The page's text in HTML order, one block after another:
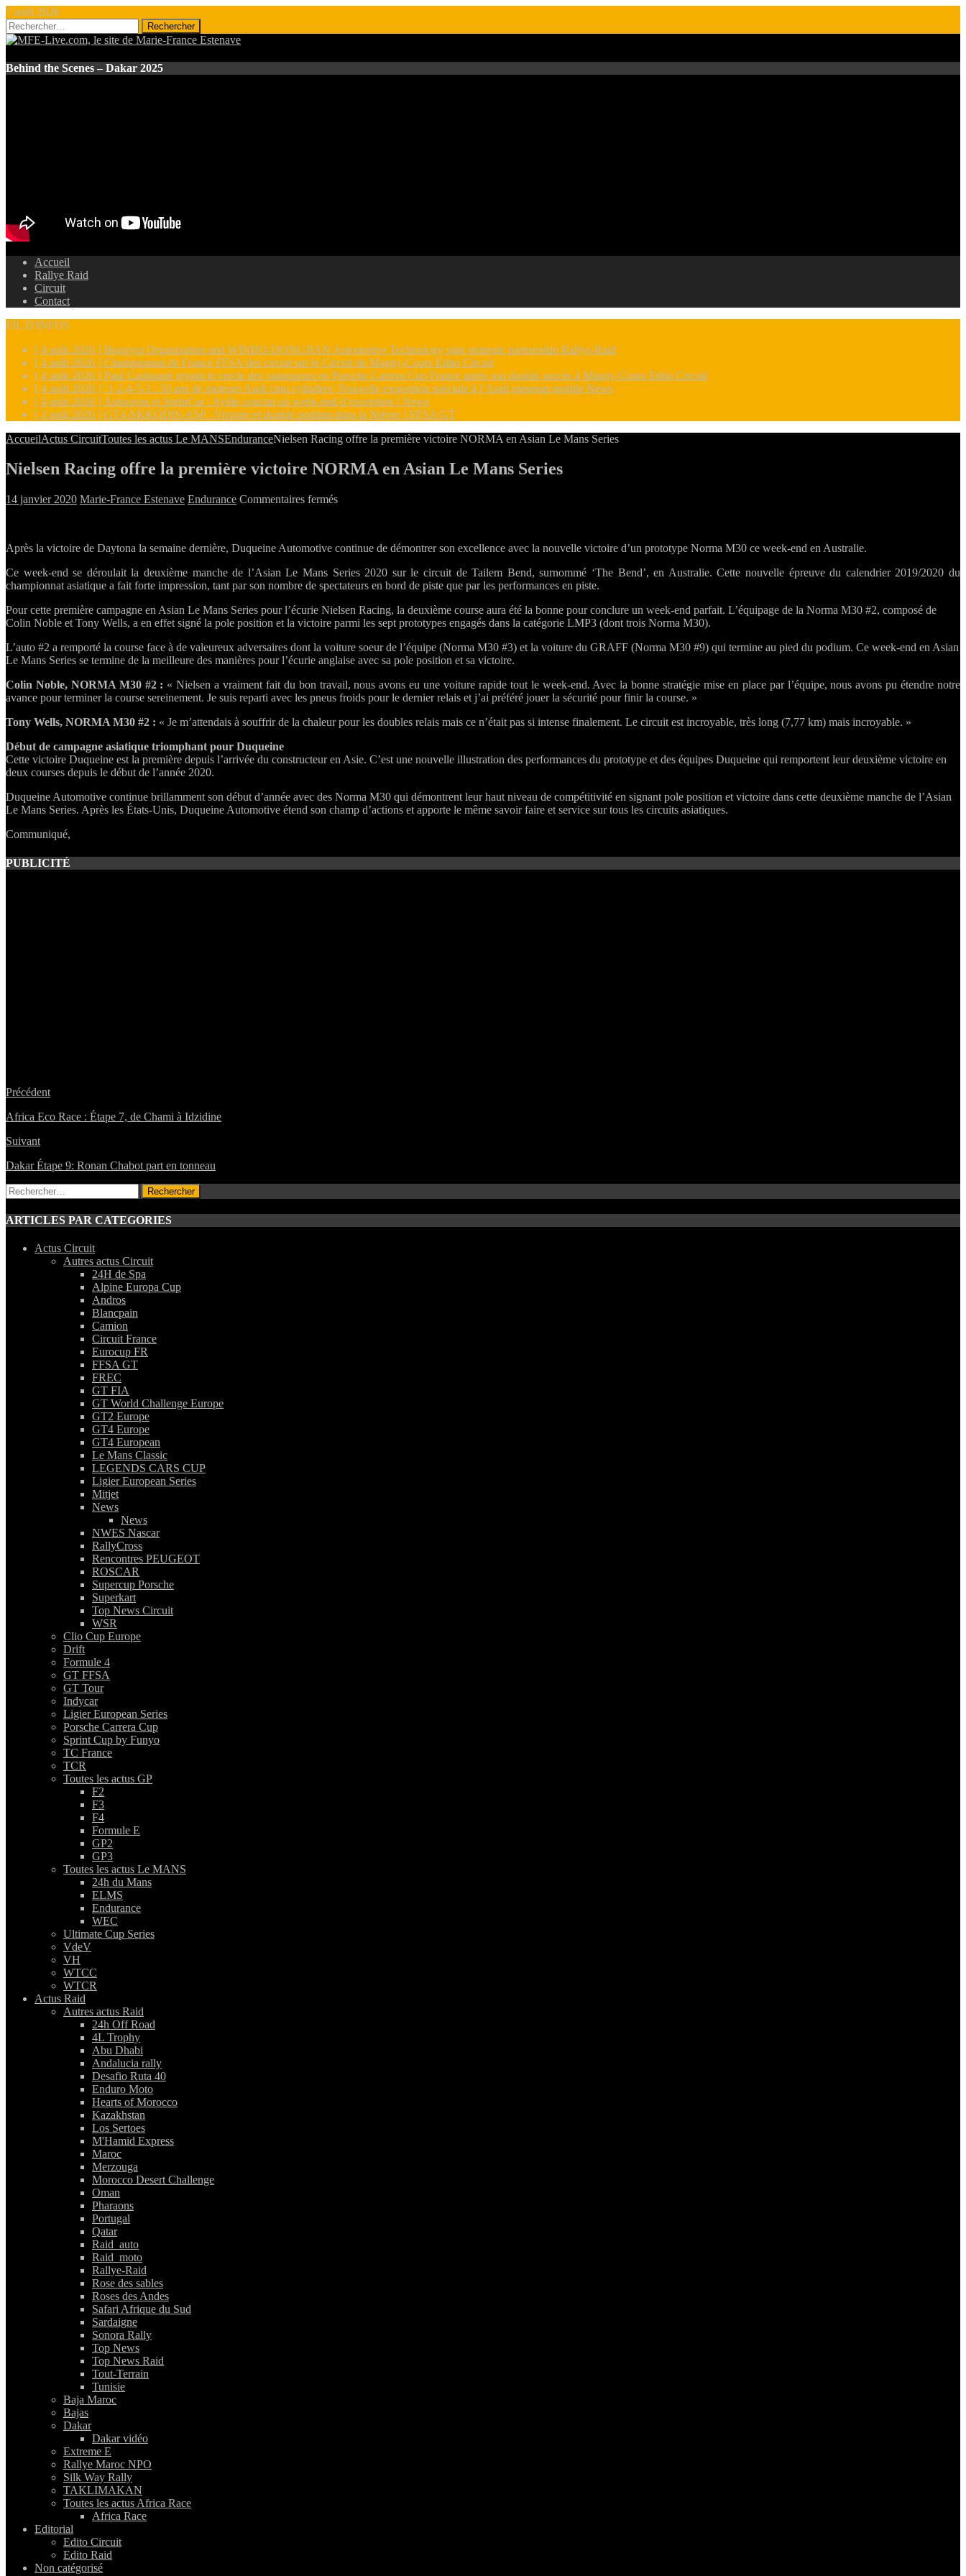
7 août 2026
Rechercher :
Behind the Scenes – Dakar 2025
Accueil
Rallye Raid
Circuit
Contact
FIL D'INFOS
[ 4 août 2026 ] Buggyra Organization and WINBO-DONGJIAN Automotive Technology sign strategic partnership Rallye-Raid
[ 4 août 2026 ] Championnat de France FFSA des circuit sur le Circuit de Magny-Cours Edito Circuit
[ 4 août 2026 ] Paul Cauhaupé rejoint le cercle des vainqueurs en Porsche Carrera Cup France après son double succès à Magny-Cours Edito Circuit
[ 4 août 2026 ] ‘1-2-4-5-3 : 50 ans de moteurs Audi cinq cylindres’ Nouvelle exposition spéciale à l’Audi museum mobile News
[ 4 août 2026 ] Autocross et SprinCar : Aydie conclut un week-end d’exception ! News
[ 3 août 2026 ] GT4 AKKODIS-ASP : Victoire et double podium dans la Nièvre ! FFSA GT
AccueilActus CircuitToutes les actus Le MANSEnduranceNielsen Racing offre la première victoire NORMA en Asian Le Mans Series
Nielsen Racing offre la première victoire NORMA en Asian Le Mans Series
14 janvier 2020 Marie-France Estenave Endurance Commentaires ferméssur
la
victoire
NORMA
Asian
Le
Mans
Series
Après la victoire de Daytona la semaine dernière, Duqueine Automotive continue de démontrer son excellence avec la nouvelle victoire d’un prototype Norma M30 ce week-end en Australie.
Ce week-end se déroulait la deuxième manche de l’Asian Le Mans Series 2020 sur le circuit de Tailem Bend, surnommé ‘The Bend’, en Australie. Cette nouvelle épreuve du calendrier 2019/2020 du
championnat asiatique a fait forte impression, tant par son nombre de spectateurs en bord de piste que par les performances en piste.
Pour cette première campagne en Asian Le Mans Series pour l’écurie Nielsen Racing, la deuxième course aura été la bonne pour conclure un week-end parfait. L’équipage de la Norma M30 #2, composé de
Colin Noble et Tony Wells, a en effet signé la pole position et la victoire parmi les sept prototypes engagés dans la catégorie LMP3 (dont trois Norma M30).
L’auto #2 a remporté la course face à de valeureux adversaires dont la voiture soeur de l’équipe (Norma M30 #3) et la voiture du GRAFF (Norma M30 #9) qui termine au pied du podium. Ce week-end en Asian
Le Mans Series se termine de la meilleure des manières pour l’écurie anglaise avec sa pole position et sa victoire.
Colin Noble, NORMA M30 #2 : « Nielsen a vraiment fait du bon travail, nous avons eu une voiture rapide tout le week-end. Avec la bonne stratégie mise en place par l’équipe, nous avons pu étendre notre
avance pour terminer la course sereinement. Je suis reparti avec les pneus froids pour le dernier relais et j’ai préféré jouer la sécurité pour finir la course. »
Tony Wells, NORMA M30 #2 : « Je m’attendais à souffrir de la chaleur pour les doubles relais mais ce n’était pas si intense finalement. Le circuit est incroyable, très long (7,77 km) mais incroyable. »
Début de campagne asiatique triomphant pour Duqueine
Cette victoire Duqueine est la première depuis l’arrivée du constructeur en Asie. C’est une nouvelle illustration des performances du prototype et des équipes Duqueine qui remportent leur deuxième victoire en
deux courses depuis le début de l’année 2020.
Duqueine Automotive continue brillamment son début d’année avec des Norma M30 qui démontrent leur haut niveau de compétitivité en signant pole position et victoire dans cette deuxième manche de l’Asian
Le Mans Series. Après les États-Unis, Duqueine Automotive étend son champ d’actions et apporte le même savoir faire et service sur tous les circuits asiatiques.
Communiqué,
PUBLICITÉ
Précédent
Africa Eco Race : Étape 7, de Chami à Idzidine
Suivant
Dakar Étape 9: Ronan Chabot part en tonneau
Rechercher :
ARTICLES PAR CATEGORIES
Actus Circuit
Autres actus Circuit
24H de Spa
Alpine Europa Cup
Andros
Blancpain
Camion
Circuit France
Eurocup FR
FFSA GT
FREC
GT FIA
GT World Challenge Europe
GT2 Europe
GT4 Europe
GT4 European
Le Mans Classic
LEGENDS CARS CUP
Ligier European Series
Mitjet
News
News
NWES Nascar
RallyCross
Rencontres PEUGEOT
ROSCAR
Supercup Porsche
Superkart
Top News Circuit
WSR
Clio Cup Europe
Drift
Formule 4
GT FFSA
GT Tour
Indycar
Ligier European Series
Porsche Carrera Cup
Sprint Cup by Funyo
TC France
TCR
Toutes les actus GP
F2
F3
F4
Formule E
GP2
GP3
Toutes les actus Le MANS
24h du Mans
ELMS
Endurance
WEC
Ultimate Cup Series
VdeV
VH
WTCC
WTCR
Actus Raid
Autres actus Raid
24h Off Road
4L Trophy
Abu Dhabi
Andalucia rally
Desafio Ruta 40
Enduro Moto
Hearts of Morocco
Kazakhstan
Los Sertoes
M'Hamid Express
Maroc
Merzouga
Morocco Desert Challenge
Oman
Pharaons
Portugal
Qatar
Raid_auto
Raid_moto
Rallye-Raid
Rose des sables
Roses des Andes
Safari Afrique du Sud
Sardaigne
Sonora Rally
Top News
Top News Raid
Tout-Terrain
Tunisie
Baja Maroc
Bajas
Dakar
Dakar vidéo
Extreme E
Rallye Maroc NPO
Silk Way Rally
TAKLIMAKAN
Toutes les actus Africa Race
Africa Race
Editorial
Edito Circuit
Edito Raid
Non catégorisé